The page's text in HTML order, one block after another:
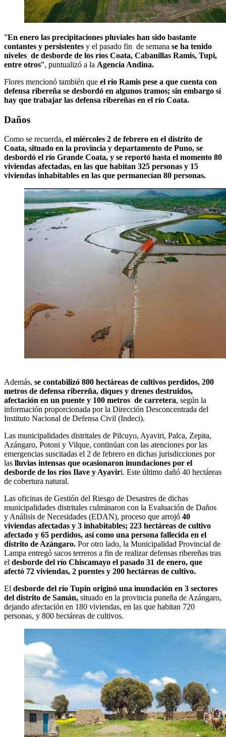
”En enero las precipitaciones pluviales han sido bastante
contantes y persistentes y el pasado fin de semana se ha tenido
niveles de desborde de los ríos Coata, Cabanillas Ramis, Tupi,
entre otros”, puntualizó a la Agencia Andina.
Flores mencionó también que el río Ramis pese a que cuenta con
defensa ribereña se desbordó en algunos tramos; sin embargo sí
hay que trabajar las defensa ribereñas en el río Coata.
Daños
Como se recuerda, el miércoles 2 de febrero en el distrito de
Coata, situado en la provincia y departamento de Puno, se
desbordó el río Grande Coata, y se reportó hasta el momento 80
viviendas afectadas, en las que habitan 325 personas y 15
viviendas inhabitables en las que permanecían 80 personas.
Además, se contabilizó 800 hectáreas de cultivos perdidos, 200
metros de defensa ribereña, diques y drenes destruidos,
afectación en un puente y 100 metros de carretera, según la
información proporcionada por la Dirección Desconcentrada del
Instituto Nacional de Defensa Civil (Indeci).
Las municipalidades distritales de Pilcuyo, Ayaviri, Palca, Zepita,
Azángaro, Potoni y Vilque, continúan con las atenciones por las
emergencias suscitadas el 2 de febrero en dichas jurisdicciones por
las lluvias intensas que ocasionaron inundaciones por el
desborde de los ríos Ilave y Ayaviri. Este último dañó 40 hectáreas
de cobertura natural.
Las oficinas de Gestión del Riesgo de Desastres de dichas
municipalidades distritales culminaron con la Evaluación de Daños
y Análisis de Necesidades (EDAN), proceso que arrojó 40
viviendas afectadas y 3 inhabitables; 223 hectáreas de cultivo
afectado y 65 perdidos, así como una persona fallecida en el
distrito de Azángaro. Por otro lado, la Municipalidad Provincial de
Lampa entregó sacos terreros a fin de realizar defensas ribereñas tras
el desborde del río Chiscamayo el pasado 31 de enero, que
afectó 72 viviendas, 2 puentes y 200 hectáreas de cultivo.
El desborde del río Tupin originó una inundación en 3 sectores
del distrito de Samán, situado en la provincia puneña de Azángaro,
dejando afectación en 180 viviendas, en las que habitan 720
personas, y 800 hectáreas de cultivos.